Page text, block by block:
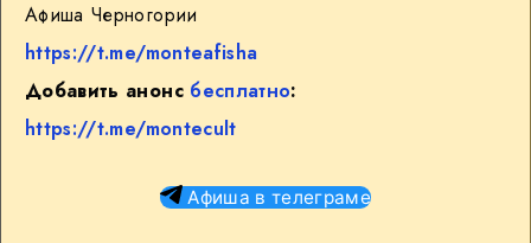
Афиша Черногории
https://t.me/monteafisha
Добавить анонс бесплатно:
https://t.me/montecult
Афиша в телеграме